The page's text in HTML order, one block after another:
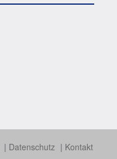
Datenschutz Kontakt